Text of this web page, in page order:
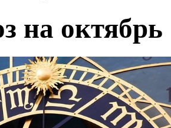
на октябрь